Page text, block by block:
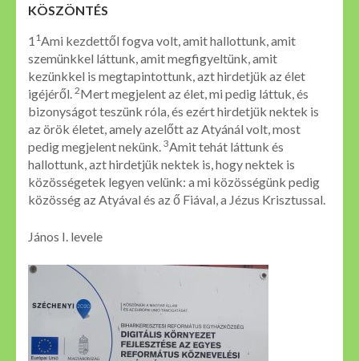
KÖSZÖNTÉS
1 1Ami kezdettől fogva volt, amit hallottunk, amit
szemünkkel láttunk, amit megfigyeltünk, amit
kezünkkel is megtapintottunk, azt hirdetjük az élet
igéjéről. 2Mert megjelent az élet, mi pedig láttuk, és
bizonyságot teszünk róla, és ezért hirdetjük nektek is
az örök életet, amely azelőtt az Atyánál volt, most
pedig megjelent nekünk. 3Amit tehát láttunk és
hallottunk, azt hirdetjük nektek is, hogy nektek is
közösségetek legyen velünk: a mi közösségünk pedig
közösség az Atyával és az ő Fiával, a Jézus Krisztussal.
János I. levele